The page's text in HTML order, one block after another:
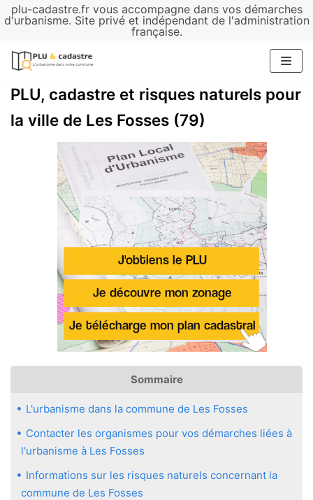
plu-cadastre.fr vous accompagne dans vos démarches
d'urbanisme. Site privé et indépendant de l'administration
française.
Aller
contenu
PLU, cadastre et risques naturels pour
la ville de Les Fosses (79)
Sommaire
L'urbanisme dans la commune de Les Fosses
Contacter les organismes pour vos démarches liées à
l'urbanisme à Les Fosses
Informations sur les risques naturels concernant la
commune de Les Fosses